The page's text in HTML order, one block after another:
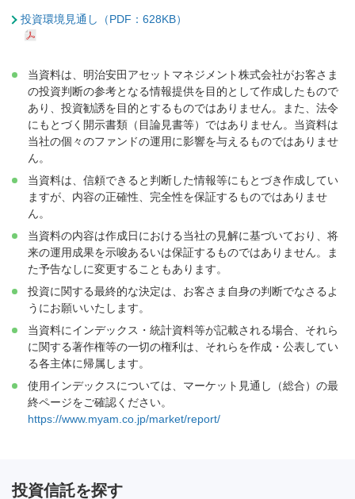
投資環境見通し（PDF：628KB）
当資料は、明治安田アセットマネジメント株式会社がお客さま
の投資判断の参考となる情報提供を目的として作成したもので
あり、投資勧誘を目的とするものではありません。また、法令
にもとづく開示書類（目論見書等）ではありません。当資料は
当社の個々のファンドの運用に影響を与えるものではありませ
ん。
当資料は、信頼できると判断した情報等にもとづき作成してい
ますが、内容の正確性、完全性を保証するものではありませ
ん。
当資料の内容は作成日における当社の見解に基づいており、将
来の運用成果を示唆あるいは保証するものではありません。ま
た予告なしに変更することもあります。
投資に関する最終的な決定は、お客さま自身の判断でなさるよ
うにお願いいたします。
当資料にインデックス・統計資料等が記載される場合、それら
に関する著作権等の一切の権利は、それらを作成・公表してい
る各主体に帰属します。
使用インデックスについては、マーケット見通し（総合）の最
終ページをご確認ください。
https://www.myam.co.jp/market/report/
投資信託を探す